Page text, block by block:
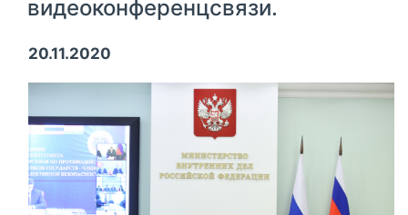
видеоконференцсвязи.
20.11.2020